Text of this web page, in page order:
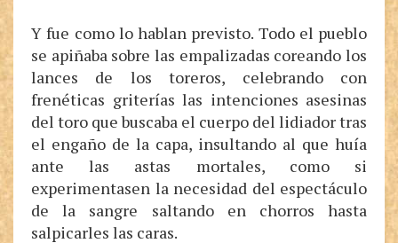
Y fue como lo hablan previsto. Todo el pueblo
se apiñaba sobre las empalizadas coreando los
lances de los toreros, celebrando con
frenéticas griterías las intenciones asesinas
del toro que buscaba el cuerpo del lidiador tras
el engaño de la capa, insultando al que huía
ante las astas mortales, como si
experimentasen la necesidad del espectáculo
de la sangre saltando en chorros hasta
salpicarles las caras.